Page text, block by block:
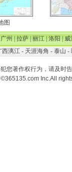
图
广州|拉萨|丽江|洛阳|威
西漓江- 天涯海角 - 泰山 -
您著作权行为，请及时
Inc.All